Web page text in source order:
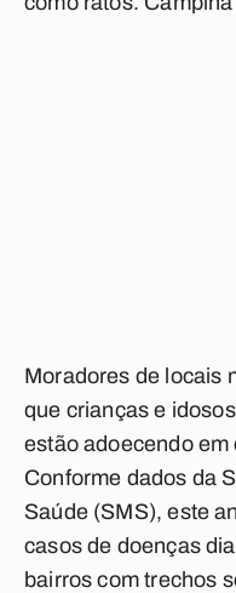
Moradores de locais
que crianças e
estão adoecendo
Conforme dados da
Saúde (SMS), este
casos de doenças
bairros com trechos